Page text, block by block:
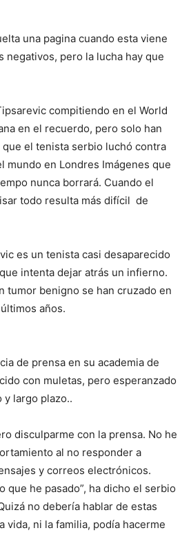
una pagina cuando esta viene
negativos, pero la lucha hay que
compitiendo en el World
en el recuerdo, pero solo han
que el tenista serbio luchó contra
mundo en Londres Imágenes que
nunca borrará. Cuando el
todo resulta más difícil de
es un tenista casi desaparecido
intenta dejar atrás un infierno.
tumor benigno se han cruzado en
años.
de prensa en su academia de
con muletas, pero esperanzado
y largo plazo..
disculparme con la prensa. No he
al no responder a
y correos electrónicos.
que he pasado”, ha dicho el serbio
no debería hablar de estas
vida, ni la familia, podía hacerme